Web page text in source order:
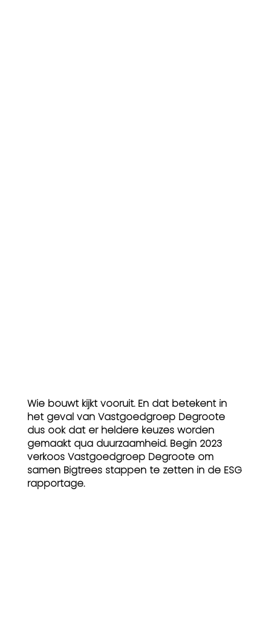
Wie bouwt kijkt vooruit. En dat betekent in
het geval van Vastgoedgroep Degroote
dus ook dat er heldere keuzes worden
gemaakt qua duurzaamheid. Begin 2023
verkoos Vastgoedgroep Degroote om
samen Bigtrees stappen te zetten in de ESG
rapportage.